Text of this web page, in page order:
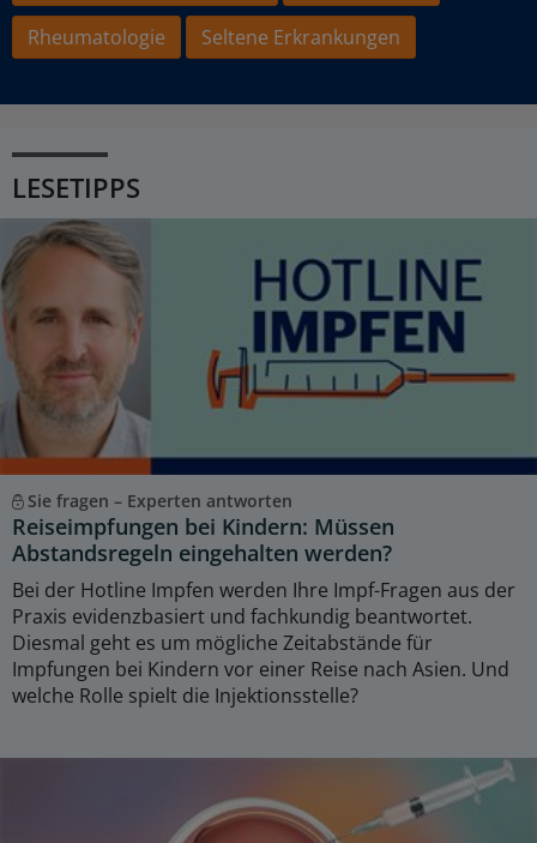
Rheumatologie
Seltene Erkrankungen
LESETIPPS
Sie fragen – Experten antworten
Reiseimpfungen bei Kindern: Müssen
Abstandsregeln eingehalten werden?
Bei der Hotline Impfen werden Ihre Impf-Fragen aus der
Praxis evidenzbasiert und fachkundig beantwortet.
Diesmal geht es um mögliche Zeitabstände für
Impfungen bei Kindern vor einer Reise nach Asien. Und
welche Rolle spielt die Injektionsstelle?